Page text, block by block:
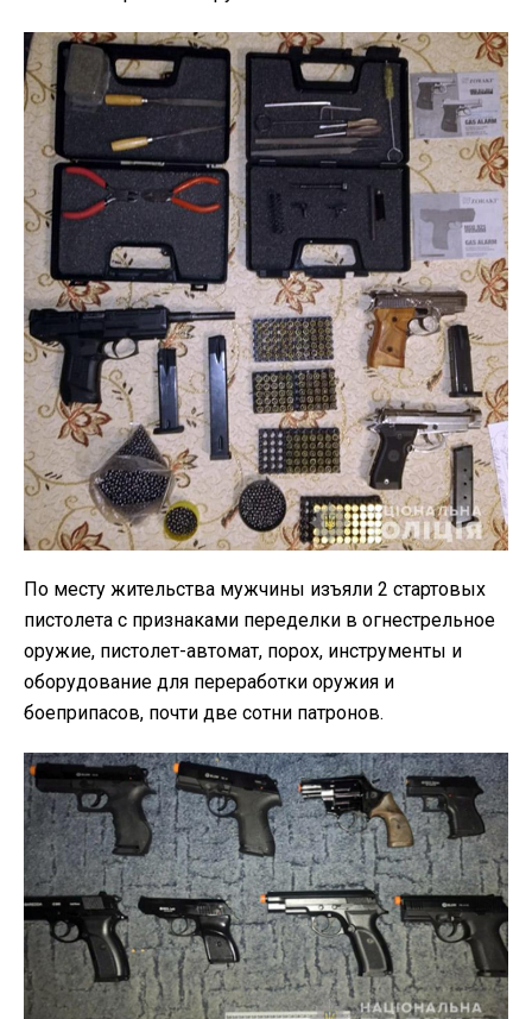
По месту жительства мужчины изъяли 2 стартовых
пистолета с признаками переделки в огнестрельное
оружие, пистолет-автомат, порох, инструменты и
оборудование для переработки оружия и
боеприпасов, почти две сотни патронов.